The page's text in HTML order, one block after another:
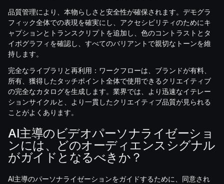
品質管理により、本物らしさと安全性が確保されます。デモグラ
フィック全体での表現を確実にし、アクセシビリティのためにキ
ャプションとトランスクリプトを追加し、色のコントラストとタ
イポグラフィを確認し、すべてのバリアントで親切なトーンを維
持します。
完全なライブラリと再利用：ワークフローは、ブランドが有料、
所有、獲得したタッチポイント全体で使用できるクリエイティブ
の完全なカタログを生成します。業界では、より迅速なイテレー
ションサイクルと、より一貫したクリエイティブ品質が見られる
ことがよくあります。
AI主導のビデオパーソナライゼーショ
ンには、どのオーディエンスシグナル
がガイドとなるべきか？
AI主導のパーソナライゼーションをガイドするために、同意され